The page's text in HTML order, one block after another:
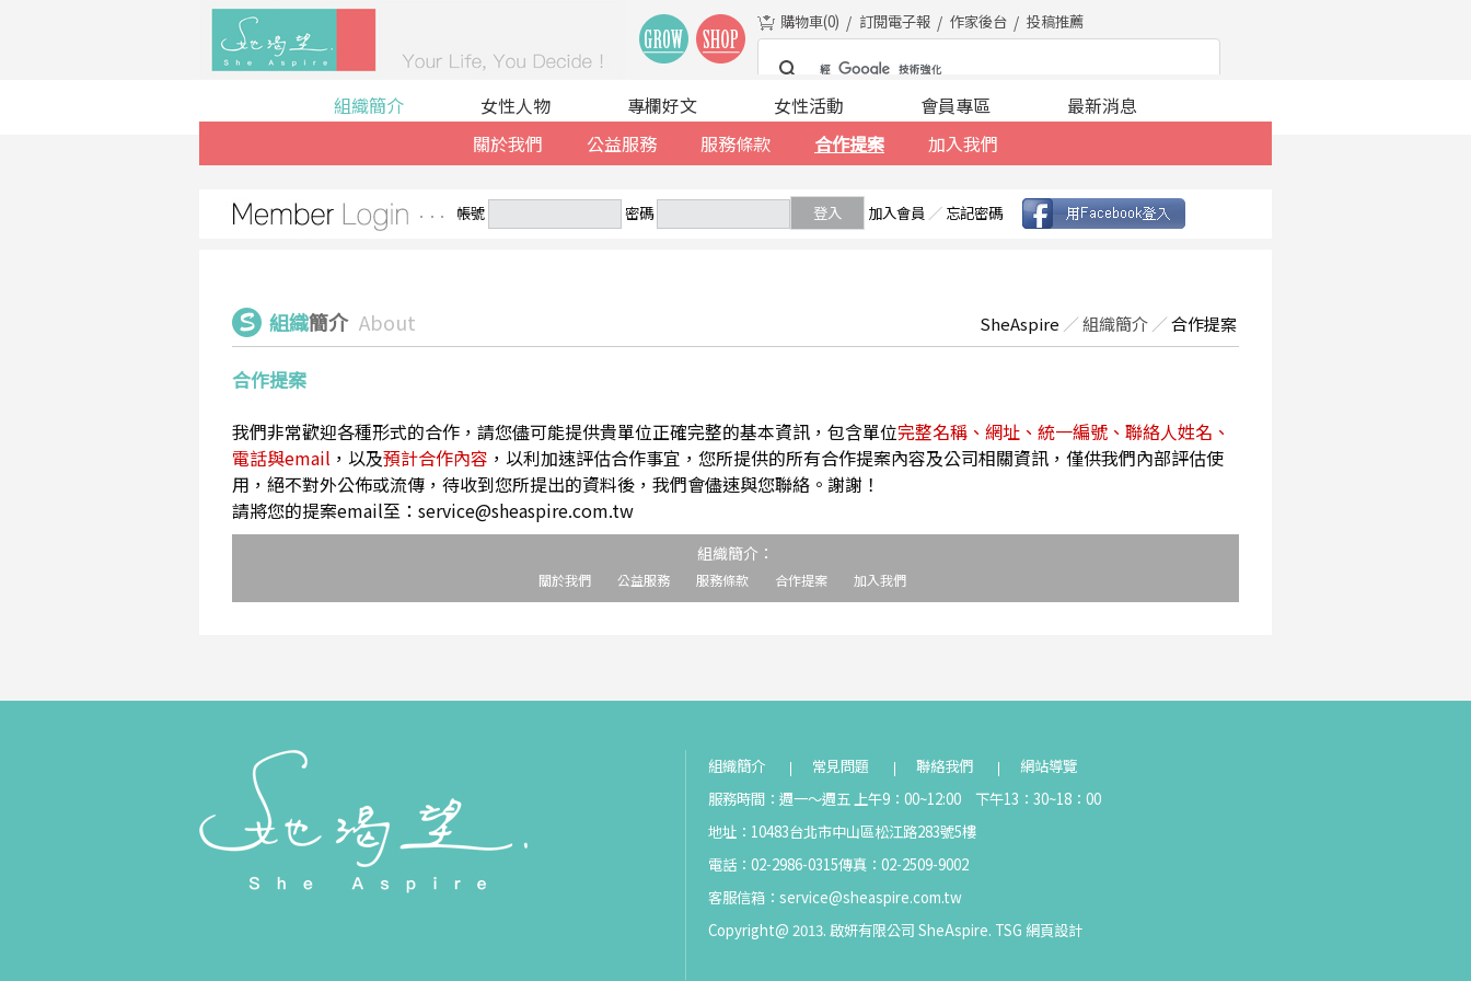
購物車(0) 訂閱電子報 作家後台 投稿推薦
組織簡介
關於我們
公益服務 服務條款 合作提案 加入我們
女性人物 專欄好文 女性活動 會員專區 最新消息
帳號 密碼 登入 加入會員 ／ 忘記密碼
組織簡介 About SheAspire ／組織簡介 ／合作提案
合作提案
我們非常歡迎各種形式的合作，請您儘可能提供貴單位正確完整的基本資訊，包含單位完整名稱、網址、統一編號、聯絡人姓名、
電話與email ，以及預計合作內容 ，以利加速評估合作事宜，您所提供的所有合作提案內容及公司相關資訊，僅供我們內部評估使
用，絕不對外公佈或流傳，待收到您所提出的資料後，我們會儘速與您聯絡。謝謝！
請將您的提案email至：service@sheaspire.com.tw
組織簡介：
關於我們 公益服務 服務條款 合作提案 加入我們
組織簡介 常見問題 聯絡我們
網站導覽
服務時間：週一～週五 上午9：00~12:00 下午13：30~18：00
地址：10483台北市中山區松江路283號5樓
電話：02-2986-0315傳真：02-2509-9002
客服信箱： service@sheaspire.com.tw
Copyright@ 2013. 啟妍有限公司 SheAspire. TSG 網頁設計